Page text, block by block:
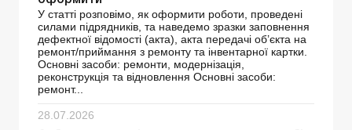
У статті розповімо, як оформити роботи, проведені
силами підрядників, та наведемо зразки заповнення
дефектної відомості (акта), акта передачі об’єкта на
ремонт/приймання з ремонту та інвентарної картки.
Основні засоби: ремонти, модернізація,
реконструкція та відновлення Основні засоби:
ремонт...
28.07.2026